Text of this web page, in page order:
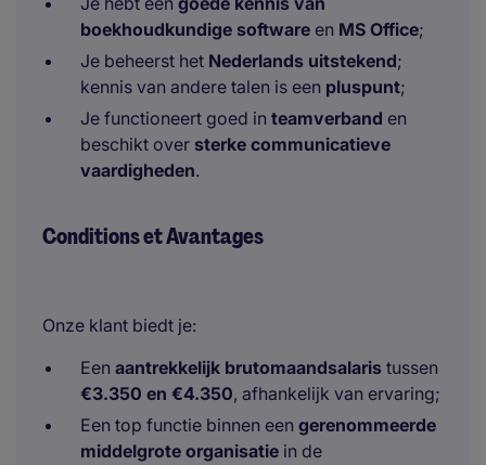
boekhoudkundige software en MS Office;
Je beheerst het Nederlands uitstekend;
kennis van andere talen is een pluspunt;
Je functioneert goed in teamverband en
beschikt over sterke communicatieve
vaardigheden.
Conditions et Avantages
Onze klant biedt je:
Een aantrekkelijk brutomaandsalaris tussen
€3.350 en €4.350, afhankelijk van ervaring;
Een top functie binnen een gerenommeerde
middelgrote organisatie in de